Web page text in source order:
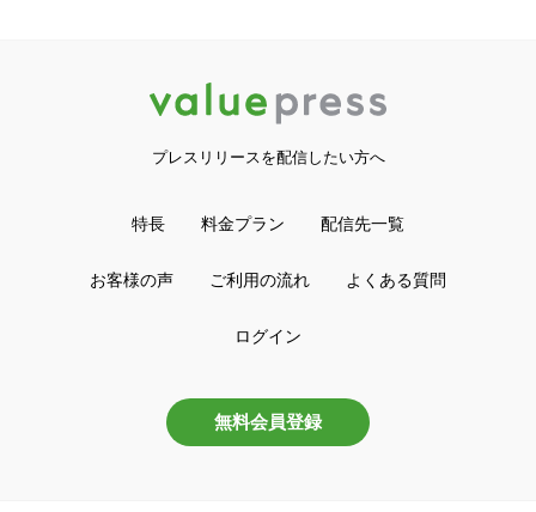
プレスリリースを配信したい方へ
特長 料金プラン 配信先一覧
お客様の声 ご利用の流れ よくある質問
ログイン
無料会員登録